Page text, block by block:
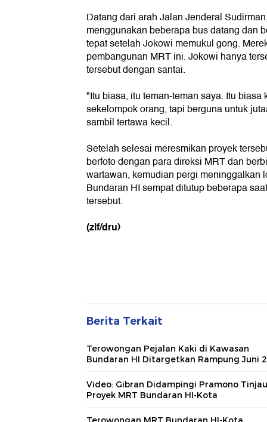
Datang dari arah Jalan Jenderal
menggunakan beberapa bus datang dan
tepat setelah Jokowi memukul gong.
pembangunan MRT ini. Jokowi hanya
tersebut dengan santai.
"Itu biasa, itu teman-teman saya. Itu
sekelompok orang, tapi berguna untuk
sambil tertawa kecil.
Setelah selesai meresmikan proyek
berfoto dengan para direksi MRT dan
wartawan, kemudian pergi meninggalkan
Bundaran HI sempat ditutup beberapa
tersebut.
(zlf/dru)
Berita Terkait
Terowongan Pejalan Kaki di Kawasan
Bundaran HI Ditargetkan Rampung Juni
Video: Gibran Didampingi Pramono Tinjau
Proyek MRT Bundaran HI-Kota